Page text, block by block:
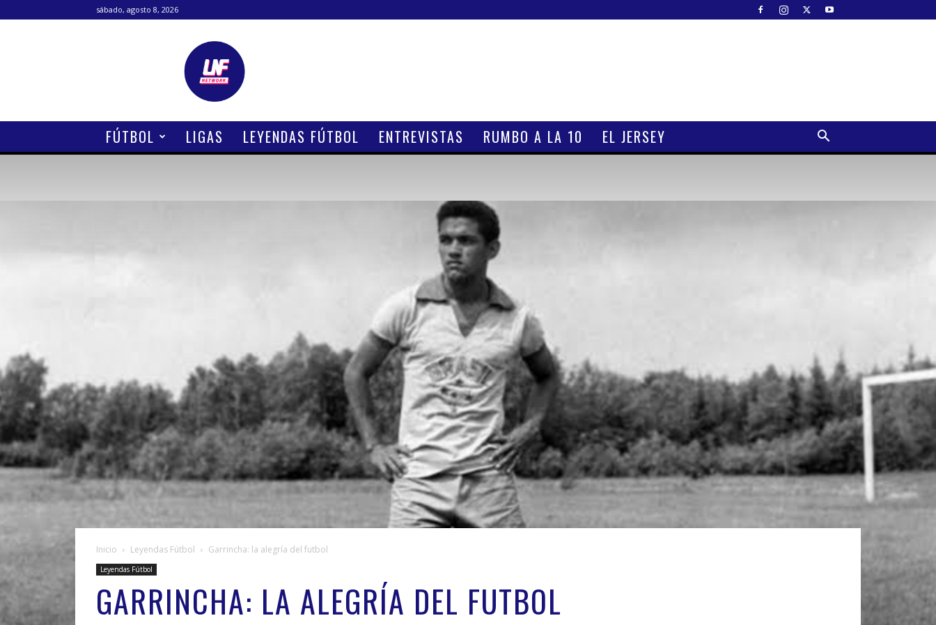
sábado, agosto 8, 2026
Lanetafutbolera
FÚTBOL LIGAS LEYENDAS FÚTBOL ENTREVISTAS RUMBO A LA 10 EL JERSEY
Inicio Leyendas Fútbol Garrincha: la alegría del futbol
Leyendas Fútbol
GARRINCHA: LA ALEGRÍA DEL FUTBOL